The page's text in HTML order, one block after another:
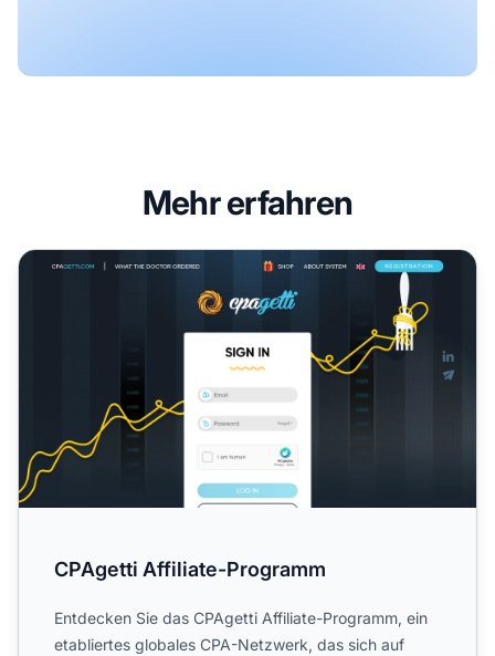
Mehr erfahren
CPAgetti Affiliate-Programm
CPAgetti Affiliate-Programm
Entdecken Sie das CPAgetti Affiliate-Programm, ein
etabliertes globales CPA-Netzwerk, das sich auf